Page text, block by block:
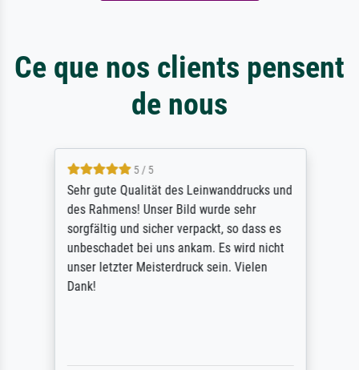
Ce que nos clients pensent
de nous
5 / 5
Sehr gute Qualität des Leinwanddrucks und
des Rahmens! Unser Bild wurde sehr
sorgfältig und sicher verpackt, so dass es
unbeschadet bei uns ankam. Es wird nicht
unser letzter Meisterdruck sein. Vielen
Dank!